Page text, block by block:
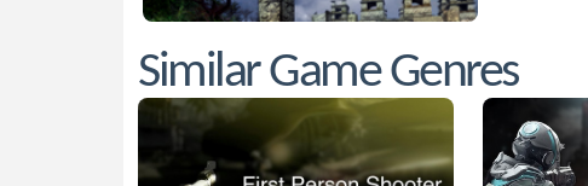
Similar Game Genres